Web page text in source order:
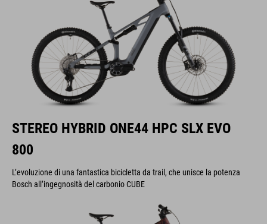
STEREO HYBRID ONE44 HPC SLX EVO
800
L’evoluzione di una fantastica bicicletta da trail, che unisce la potenza
Bosch all’ingegnosità del carbonio CUBE